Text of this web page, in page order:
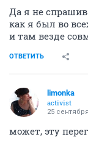
Да я не
как я был во
и там везде
ОТВЕТИТЬ
limonka
activist
25
может, эту